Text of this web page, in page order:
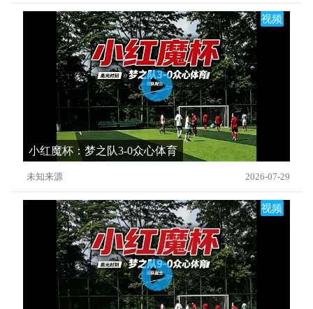
视频
小红魔杯：梦之队3-0众心体育
未知来源 2026-07-29
视频